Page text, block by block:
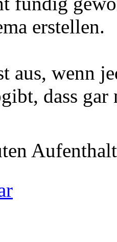
erstellen.
aus, wenn
dass gar